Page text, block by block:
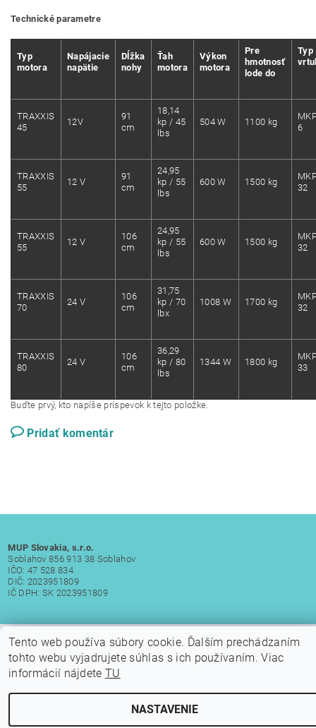
Technické parametre
Typ
motora
Napájacie
napätie
Dĺžka
nohy
Ťah
motora
Výkon
motora
Pre
hmotnosť
lode do
Typ
TRAXXIS
45
12V
91
cm
18,14
kp / 45
lbs
504 W 1100 kg
6
TRAXXIS
55
12 V
91
cm
24,95
kp / 55
lbs
600 W 1500 kg
32
TRAXXIS
55
12 V
106
cm
24,95
kp / 55
lbs
600 W 1500 kg
32
TRAXXIS
70
24 V
106
cm
31,75
kp / 70
lbx
1008 W 1700 kg
32
TRAXXIS
80
24 V
106
cm
36,29
kp / 80
lbs
1344 W 1800 kg
33
Buďte prvý, kto napíše príspevok k tejto položke.
Pridať komentár
MUP Slovakia, s.r.o.
Soblahov 856 913 38 Soblahov
IČO: 47 528 834
DIČ: 2023951809
IČ DPH: SK 2023951809
2026 © Laminátové člny, všetky práva vyhradené Upraviť nastavenie cookies
Tento web používa súbory cookie. Ďalším prechádzaním
tohto webu vyjadrujete súhlas s ich používaním. Viac
informácií nájdeteTU
NASTAVENIE